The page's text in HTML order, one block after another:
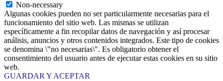
Non-necessary
Algunas cookies pueden no ser particularmente necesarias para el
funcionamiento del sitio web. Las mismas se utilizan
específicamente a fin recopilar datos de navegación y así procesar
análisis, anuncios y otros contenidos integrados. Este tipo de cookies
se denomina \"no necesarias\". Es obligatorio obtener el
consentimiento del usuario antes de ejecutar estas cookies en su sitio
web.
GUARDAR Y ACEPTAR